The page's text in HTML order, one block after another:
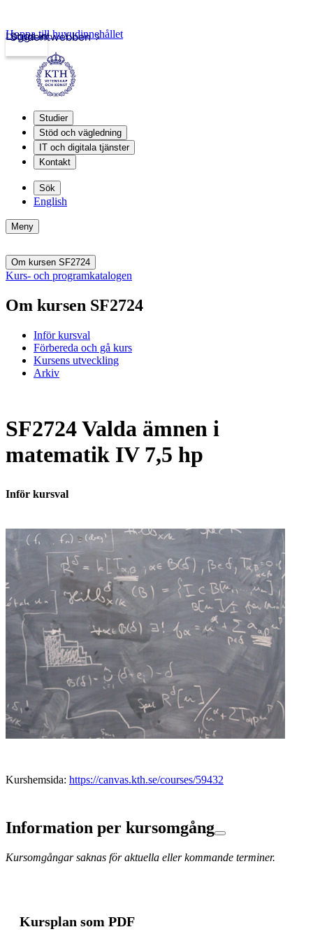
Studentwebben
Logga in
Hoppa till huvudinnehållet
Studier
Stöd och vägledning
IT och digitala tjänster
Kontakt
Sök
English
Meny
Om kursen SF2724
Kurs- och programkatalogen
Om kursen SF2724
Inför kursval
Förbereda och gå kurs
Kursens utveckling
Arkiv
SF2724 Valda ämnen i
matematik IV 7,5 hp
Inför kursval
Kurshemsida: https://canvas.kth.se/courses/59432
Information per kursomgång
Kursomgångar saknas för aktuella eller kommande terminer.
Kursplan som PDF